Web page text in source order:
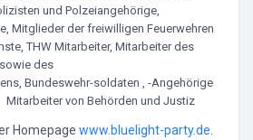
und Polzeiangehörige,
Mitglieder der freiwilligen Feuerwehren
THW Mitarbeiter, Mitarbeiter des
des
Bundeswehr-soldaten , -Angehörige
Mitarbeiter von Behörden und Justiz
Homepage www.bluelight-party.de